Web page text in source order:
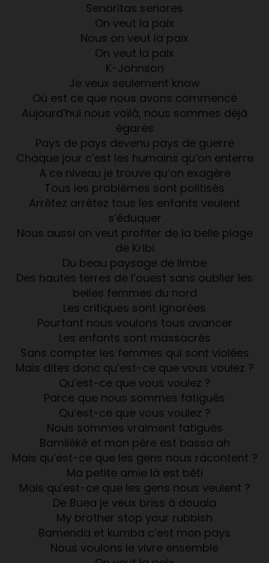
Senoritas senores
On veut la paix
Nous on veut la paix
On veut la paix
K-Johnson
Je veux seulement know
Où est ce que nous avons commencé
Aujourd’hui nous voilà, nous sommes déjà
égarés
Pays de pays devenu pays de guerre
Chaque jour c’est les humains qu’on enterre
A ce niveau je trouve qu’on exagère
Tous les problèmes sont politisés
Arrêtez arrêtez tous les enfants veulent
s’éduquer
Nous aussi on veut profiter de la belle plage
de Kribi
Du beau paysage de limbe
Des hautes terres de l’ouest sans oublier les
belles femmes du nord
Les critiques sont ignorées
Pourtant nous voulons tous avancer
Les enfants sont massacrés
Sans compter les femmes qui sont violées
Mais dites donc qu’est-ce que vous voulez ?
Qu’est-ce que vous voulez ?
Parce que nous sommes fatigués
Qu’est-ce que vous voulez ?
Nous sommes vraiment fatigués
Bamiléké et mon père est bassa ah
Mais qu’est-ce que les gens nous racontent ?
Ma petite amie là est béti
Mais qu’est-ce que les gens nous veulent ?
De Buea je veux briss à douala
My brother stop your rubbish
Bamenda et kumba c’est mon pays
Nous voulons le vivre ensemble